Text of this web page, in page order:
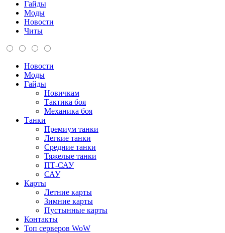
Гайды
Моды
Новости
Читы
Новости
Моды
Гайды
Новичкам
Тактика боя
Механика боя
Танки
Премиум танки
Легкие танки
Средние танки
Тяжелые танки
ПТ-САУ
САУ
Карты
Летние карты
Зимние карты
Пустынные карты
Контакты
Топ серверов WoW